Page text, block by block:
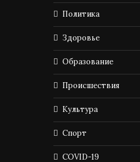
Политика
Здоровье
Образование
Происшествия
Культура
Спорт
COVID-19